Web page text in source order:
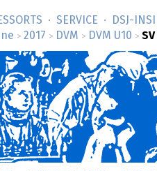
SERVICE
DSJ-­
> 2017 > DVM > DVM U10 >